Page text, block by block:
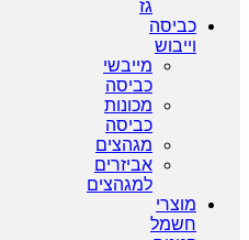
גז
כביסה
וייבוש
מייבשי
כביסה
מכונות
כביסה
מגהצים
אביזרים
למגהצים
מוצרי
חשמל